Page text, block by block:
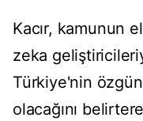
Kacır, kamunun
zeka
Türkiye'nin
olacağını